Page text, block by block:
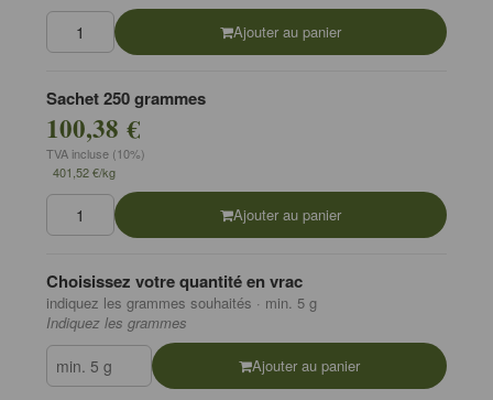
Ajouter au panier
Sachet 250 grammes
100,38 €
TVA incluse (10%)
401,52 €/kg
Ajouter au panier
Choisissez votre quantité en vrac
indiquez les grammes souhaités · min. 5 g
Indiquez les grammes
Ajouter au panier